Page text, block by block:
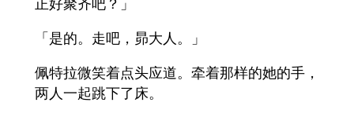
「是的。走吧，昴大人。」
佩特拉微笑着点头应道。牵着那样的她的手，
两人一起跳下了床。